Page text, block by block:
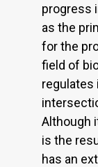
progress
as the
for the
field of
regulates
Although
is the
has an